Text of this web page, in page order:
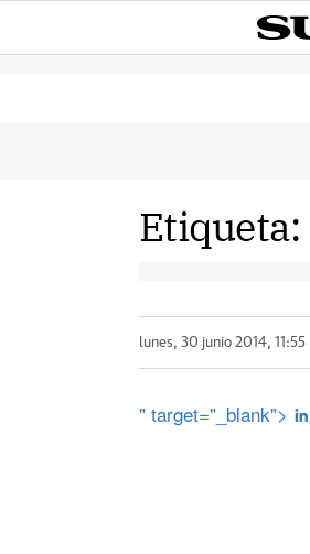
Etiqueta:
lunes, 30 junio 2014, 11:55
" target="_blank">